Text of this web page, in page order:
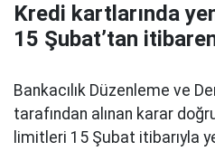
Kredi kartlarında
15 Şubat’tan
Bankacılık Düzenleme ve
tarafından alınan karar
limitleri 15 Şubat itibarıyla